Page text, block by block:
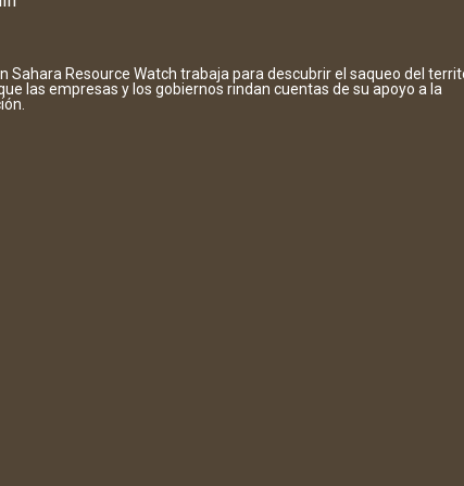
Sahara Resource Watch trabaja para descubrir el saqueo del
las empresas y los gobiernos rindan cuentas de su apoyo a la